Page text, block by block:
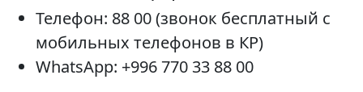
Телефон: 88 00 (звонок бесплатный с
мобильных телефонов в КР)
WhatsApp: +996 770 33 88 00